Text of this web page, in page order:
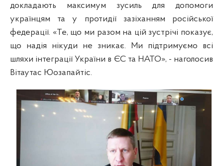
докладають максимум зусиль для допомоги
українцям та у протидії зазіханням російської
федерації. «Те, що ми разом на цій зустрічі показує,
що надія нікуди не зникає. Ми підтримуємо всі
шляхи інтеграції України в ЄС та НАТО», - наголосив
Вітаутас Юозапайтіс.